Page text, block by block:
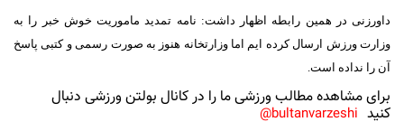
داورزنی در همین رابطه اظهار داشت: نامه تمدید ماموریت خوش خبر را به
وزارت ورزش ارسال کرده ایم اما وزارتخانه هنوز به صورت رسمی و کتبی پاسخ
آن را نداده است.
برای مشاهده مطالب ورزشی ما را در کانال بولتن ورزشی دنبال
کنید bultanvarzeshi@